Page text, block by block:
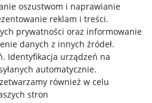
oszustwom i naprawianie
reklam i treści.
prywatności oraz informowanie
danych z innych źródeł.
. Identyfikacja urządzeń na
automatycznie.
również w celu
stron